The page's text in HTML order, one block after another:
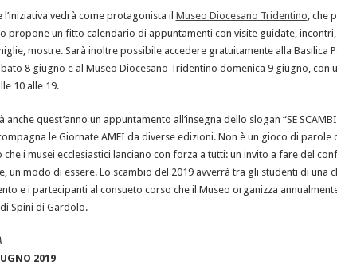
l’iniziativa vedrà come protagonista il Museo Diocesano Tridentino , che
propone un fitto calendario di appuntamenti con visite guidate,
mostre. Sarà inoltre possibile accedere gratuitamente alla Basilica
8 giugno e al Museo Diocesano Tridentino domenica 9 giugno, con
10 alle 19.
anche quest’anno un appuntamento all’insegna dello slogan “SE
le Giornate AMEI da diverse edizioni. Non è un gioco di parole
che i musei ecclesiastici lanciano con forza a tutti: un invito a fare del
un modo di essere. Lo scambio del 2019 avverrà tra gli studenti di una
e i partecipanti al consueto corso che il Museo organizza
Spini di Gardolo.
2019